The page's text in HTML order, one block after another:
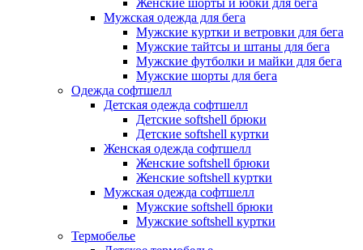
Женские шорты и юбки для бега
Мужская одежда для бега
Мужские куртки и ветровки для бега
Мужские тайтсы и штаны для бега
Мужские футболки и майки для бега
Мужские шорты для бега
Одежда софтшелл
Детская одежда софтшелл
Детские softshell брюки
Детские softshell куртки
Женская одежда софтшелл
Женские softshell брюки
Женские softshell куртки
Мужская одежда софтшелл
Мужские softshell брюки
Мужские softshell куртки
Термобелье